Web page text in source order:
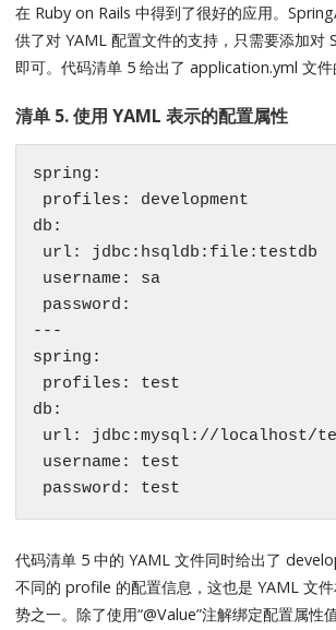
在 Ruby on Rails 中得到了很好的应用。
供了对 YAML 配置文件的支持，只需要添加对
即可。代码清单 5 给出了 application.yml 文件
清单 5. 使用 YAML 表示的配置属性
spring:
profiles: development
db:
url: jdbc:hsqldb:file:testdb
username: sa
password:
---
spring:
profiles: test
db:
url: jdbc:mysql://localhost/
username: test
password: test
代码清单 5 中的 YAML 文件同时给出了
不同的 profile 的配置信息，这也是 YAML 文
势之一。除了使用“@Value”注解绑定配置属性